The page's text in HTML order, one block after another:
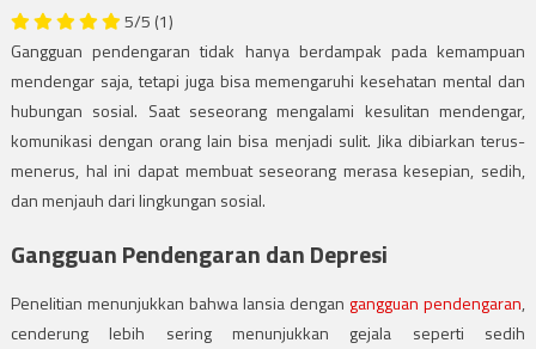
5/5 (1)
Gangguan pendengaran tidak hanya berdampak pada kemampuan
mendengar saja, tetapi juga bisa memengaruhi kesehatan mental dan
hubungan sosial. Saat seseorang mengalami kesulitan mendengar,
komunikasi dengan orang lain bisa menjadi sulit. Jika dibiarkan terus-
menerus, hal ini dapat membuat seseorang merasa kesepian, sedih,
dan menjauh dari lingkungan sosial.
Gangguan Pendengaran dan Depresi
Penelitian menunjukkan bahwa lansia dengan gangguan pendengaran,
cenderung lebih sering menunjukkan gejala seperti sedih